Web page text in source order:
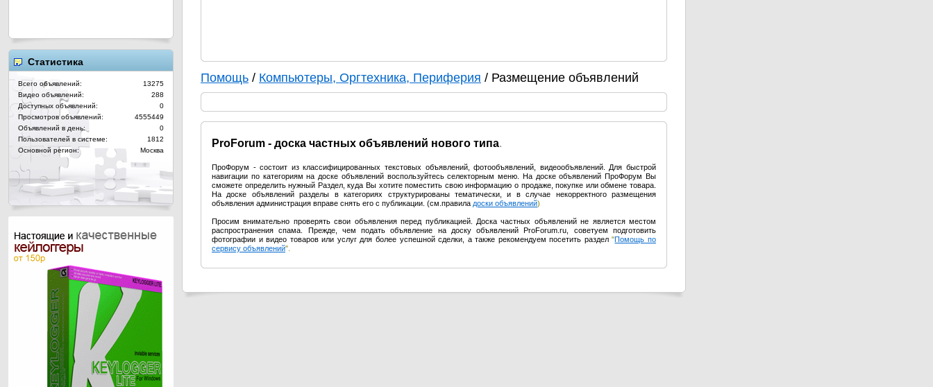
Помощь / Компьютеры, Оргтехника, Периферия / Размещение объявлений
ProForum - доска частных объявлений нового типа.
ПроФорум - состоит из классифицированных текстовых объявлений, фотообъявлений, видеообъявлений. Для быстрой
навигации по категориям на доске объявлений воспользуйтесь селекторным меню. На доске объявлений ПроФорум Вы
сможете определить нужный Раздел, куда Вы хотите поместить свою информацию о продаже, покупке или обмене товара.
На доске объявлений разделы в категориях структурированы тематически, и в случае некорректного размещения
объявления администрация вправе снять его с публикации. (см.правила доски объявлений)
Просим внимательно проверять свои объявления перед публикацией. Доска частных объявлений не является местом
распространения спама. Прежде, чем подать объявление на доску объявлений ProForum.ru, советуем подготовить
фотографии и видео товаров или услуг для более успешной сделки, а также рекомендуем посетить раздел"Помощь по
сервису объявлений".
Статистика
Всего объявлений:
13275
Видео объявлений:
288
Доступных объявлений:
0
Просмотров объявлений:
4555449
Объявлений в день:
0
Пользователей в системе:
1812
Основной регион:
Москва